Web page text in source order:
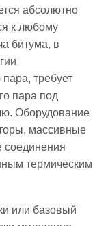
абсолютно
к любому
битума, в
требует
пара под
Оборудование
массивные
термическим
или базовый